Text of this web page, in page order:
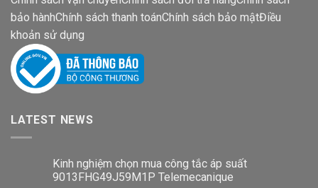
bảo hànhChính sách thanh toánChính sách bảo mậtĐiều
khoản sử dụng
LATEST NEWS
Kinh nghiệm chọn mua công tắc áp suất
9013FHG49J59M1P Telemecanique